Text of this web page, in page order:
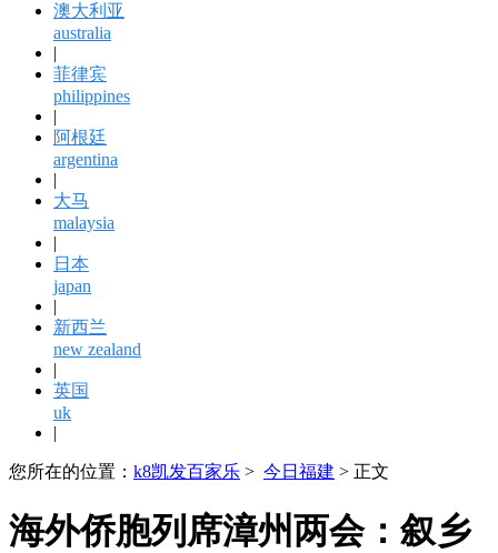
澳大利亚
australia
|
菲律宾
philippines
|
阿根廷
argentina
|
大马
malaysia
|
日本
japan
|
新西兰
new zealand
|
英国
uk
|
您所在的位置： k8凯发百家乐 > 今日福建 > 正文
海外侨胞列席漳州两会：叙乡